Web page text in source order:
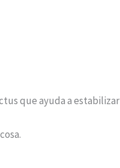
que ayuda a